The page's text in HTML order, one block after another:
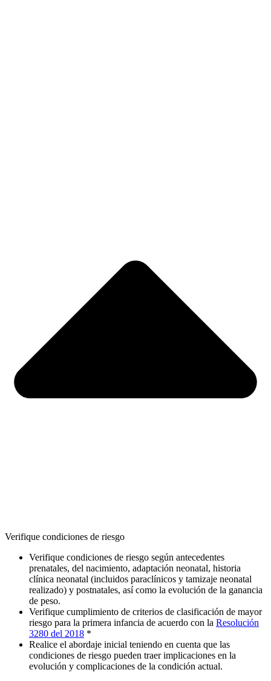
Verifique condiciones de riesgo
Verifique condiciones de riesgo según antecedentes
prenatales, del nacimiento, adaptación neonatal, historia
clínica neonatal (incluidos paraclínicos y tamizaje neonatal
realizado) y postnatales, así como la evolución de la ganancia
de peso.
Verifique cumplimiento de criterios de clasificación de mayor
riesgo para la primera infancia de acuerdo con la Resolución
3280 del 2018 *
Realice el abordaje inicial teniendo en cuenta que las
condiciones de riesgo pueden traer implicaciones en la
evolución y complicaciones de la condición actual.